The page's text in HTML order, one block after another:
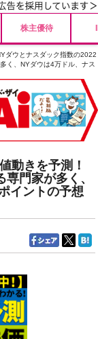
株主優待
ダウとナスダック指数の2022
く、NYダウは4万ドル、ナス
動きを予測！
門家が多く、
イントの予想